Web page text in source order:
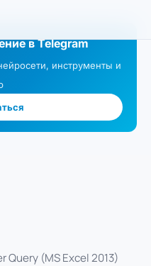
в Telegram
инструменты и
Query (MS Excel 2013)